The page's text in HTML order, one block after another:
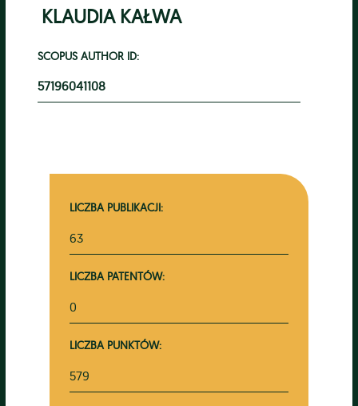
KLAUDIA KAŁWA
SCOPUS AUTHOR ID:
57196041108
LICZBA PUBLIKACJI:
63
LICZBA PATENTÓW:
0
LICZBA PUNKTÓW:
579